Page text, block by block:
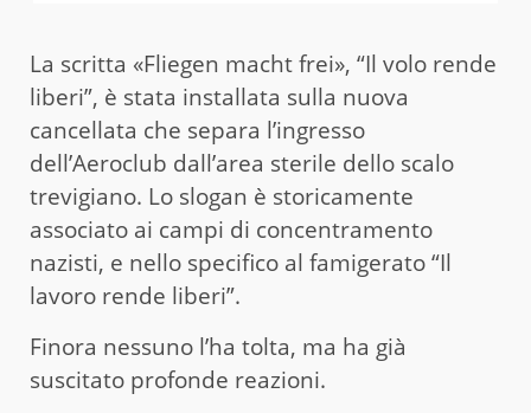
La scritta «Fliegen macht frei», “Il volo rende
liberi”, è stata installata sulla nuova
cancellata che separa l’ingresso
dell’Aeroclub dall’area sterile dello scalo
trevigiano. Lo slogan è storicamente
associato ai campi di concentramento
nazisti, e nello specifico al famigerato “Il
lavoro rende liberi”.
Finora nessuno l’ha tolta, ma ha già
suscitato profonde reazioni.